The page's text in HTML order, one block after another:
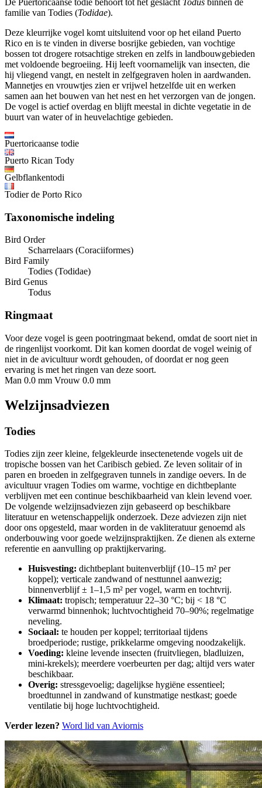
De Puertoricaanse todie behoort tot het geslacht Todus binnen de
familie van Todies (Todidae).
Deze kleurrijke vogel komt uitsluitend voor op het eiland Puerto
Rico en is te vinden in diverse bosrijke gebieden, van vochtige
bossen tot drogere rotsachtige streken en zelfs in landbouwgebieden
met voldoende begroeiing. Hij leeft voornamelijk van insecten, die
hij vliegend vangt, en nestelt in zelfgegraven holen in aardwanden.
Mannetjes en vrouwtjes zien er vrijwel hetzelfde uit en werken
samen aan het bouwen van het nest en het verzorgen van de jongen.
De vogel is actief overdag en blijft meestal in dichte vegetatie in de
buurt van water of in heuvelachtige gebieden.
Puertoricaanse todie
Puerto Rican Tody
Gelbflankentodi
Todier de Porto Rico
Taxonomische indeling
Bird Order
Scharrelaars (Coraciiformes)
Bird Family
Todies (Todidae)
Bird Genus
Todus
Ringmaat
Voor deze vogel is geen pootringmaat bekend, omdat de soort niet in
de ringenlijst voorkomt. Dit kan komen doordat de vogel weinig of
niet in de avicultuur wordt gehouden, of doordat er nog geen
ervaring is met het ringen van deze soort.
Man 0.0 mm Vrouw 0.0 mm
Welzijnsadviezen
Todies
Todies zijn zeer kleine, felgekleurde insectenetende vogels uit de
tropische bossen van het Caribisch gebied. Ze leven solitair of in
paren en broeden in zelfgegraven tunnels in zandige oevers. In de
avicultuur vragen Todies om warme, vochtige en dichtbeplante
verblijven met een continue beschikbaarheid van klein levend voer.
De volgende welzijnsadviezen zijn gebaseerd op beschikbare
literatuur en wetenschappelijk onderzoek. Deze adviezen zijn niet
door ons opgesteld, maar worden in de vakliteratuur genoemd als
onderbouwing voor goede welzijnspraktijken. Ze dienen als externe
referentie en aanvulling op praktijkervaring.
Huisvesting: dichtbeplant buitenverblijf (10–15 m² per
koppel); verticale zandwand of nesttunnel aanwezig;
binnenverblijf ± 1–1,5 m² per vogel, warm en tochtvrij.
Klimaat: tropisch; temperatuur 22–30 °C; bij < 18 °C
verwarmd binnenhok; luchtvochtigheid 70–90%; regelmatige
neveling.
Sociaal: te houden per koppel; territoriaal tijdens
broedperiode; rustige, prikkelarme omgeving noodzakelijk.
Voeding: kleine levende insecten (fruitvliegen, bladluizen,
mini-krekels); meerdere voerbeurten per dag; altijd vers water
beschikbaar.
Overig: stressgevoelig; dagelijkse hygiëne essentieel;
broedtunnel in zandwand of kunstmatige nestkast; goede
ventilatie bij hoge luchtvochtigheid.
Verder lezen? Word lid van Aviornis